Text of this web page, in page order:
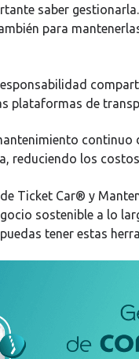
saber
para
plataformas de
continuo
reduciendo los
Ticket Car® y
sostenible a lo
tener estas